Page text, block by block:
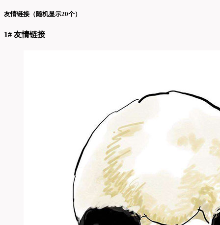
友情链接（随机显示20个）
1# 友情链接